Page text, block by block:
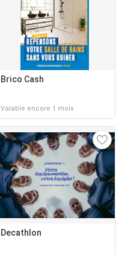
Brico Cash
Valable encore 1 mois
Decathlon